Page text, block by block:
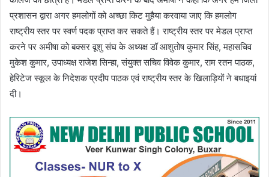
प्रशासन द्वारा अगर हमलोगों को अच्छा किट मुहैया करवाया जाए कि हमलोग
राष्ट्रीय स्तर पर स्वर्ण पदक प्राप्त कर सकते हैं। राष्ट्रीय स्तर पर मेडल प्राप्त
करने पर अमीषा को बक्सर वूशु संघ के अध्यक्ष डॉ आशुतोष कुमार सिंह, महासचिव
मुकेश कुमार, उपाध्यक्ष राजेश सिन्हा, संयुक्त सचिव विवेक कुमार, राम रतन पाठक,
हेरिटेज स्कूल के निदेशक प्रदीप पाठक एवं राष्ट्रीय स्तर के खिलाड़ियों ने बधाइयां
दी।